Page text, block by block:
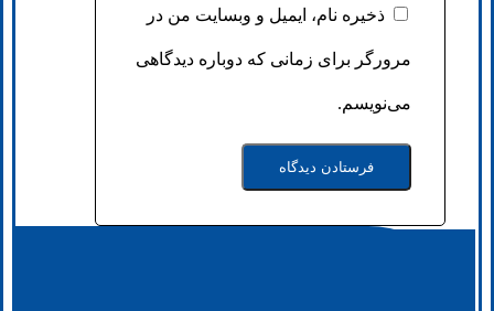
ذخیره نام، ایمیل و وبسایت من در
مرورگر برای زمانی که دوباره دیدگاهی
می‌نویسم.